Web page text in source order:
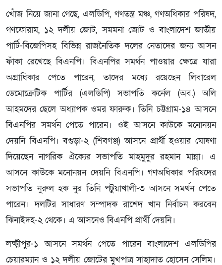
খোঁজ নিয়ে জানা গেছে, এলডিপি, গণতন্ত্র মঞ্চ, গণঅধিকার পরিষদ,
গণফোরাম, ১২ দলীয় জোট, সমমনা জোট ও বাংলাদেশ জাতীয়
পার্টি-বিজেপিসহ বিভিন্ন রাজনৈতিক দলের নেতাদের জন্য আসন
ফাঁকা রেখেছে বিএনপি। বিএনপির সমর্থন পাওয়ার ক্ষেত্রে যারা
অগ্রাধিকার পেতে পারেন, তাদের মধ্যে রয়েছেন লিবারেল
ডেমোক্রেটিক পার্টির (এলডিপি) সভাপতি কর্নেল (অব.) অলি
আহমদের ছেলে অধ্যাপক ওমর ফারুক। তিনি চট্টগ্রাম-১৪ আসনে
বিএনপির সমর্থন পেতে পারেন। ওই আসনে কাউকে মনোনয়ন
দেয়নি বিএনপি। বগুড়া-২ (শিবগঞ্জ) আসনে প্রার্থী হওয়ার ঘোষণা
দিয়েছেন নাগরিক ঐক্যের সভাপতি মাহমুদুর রহমান মান্না। এ
আসনে কাউকে মনোনয়ন দেয়নি বিএনপি। গণঅধিকার পরিষদের
সভাপতি নুরুল হক নুর তিনি পটুয়াখালী-৩ আসনে সমর্থন পেতে
পারেন। দলটির সাধারণ সম্পাদক রাশেদ খান নির্বাচন করবেন
ঝিনাইদহ-২ থেকে। এ আসনেও বিএনপি প্রার্থী দেয়নি।
লক্ষ্মীপুর-১ আসনে সমর্থন পেতে পারেন বাংলাদেশ এলডিপির
চেয়ারম্যান ও ১২ দলীয় জোটের মুখপাত্র সাহাদাত হোসেন সেলিম।